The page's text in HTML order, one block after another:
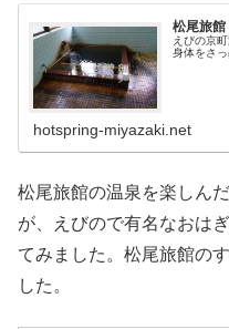
松尾旅館
えびの京
身体をさ
hotspring-miyazaki.net
松尾旅館の温泉を楽しん
が、えびので有名なおは
てみました。松尾旅館の
した。